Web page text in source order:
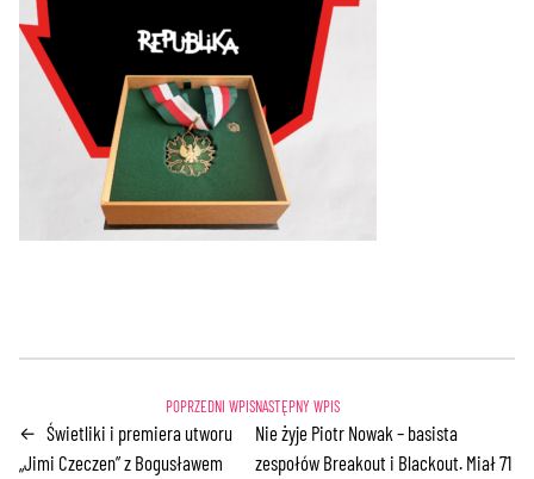
← Świetliki i premiera utworu
„Jimi Czeczen” z Bogusławem
Nie żyje Piotr Nowak – basista
zespołów Breakout i Blackout. Miał 71